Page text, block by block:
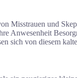
Misstrauen und
Anwesenheit
sich von diesem